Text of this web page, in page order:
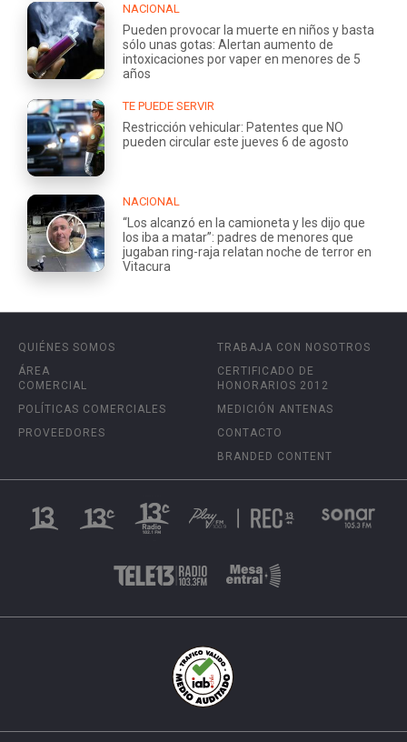
NACIONAL
Pueden provocar la muerte en niños y basta
sólo unas gotas: Alertan aumento de
intoxicaciones por vaper en menores de 5
años
TE PUEDE SERVIR
Restricción vehicular: Patentes que NO
pueden circular este jueves 6 de agosto
NACIONAL
“Los alcanzó en la camioneta y les dijo que
los iba a matar”: padres de menores que
jugaban ring-raja relatan noche de terror en
Vitacura
QUIÉNES SOMOS
ÁREA
COMERCIAL
POLÍTICAS COMERCIALES
PROVEEDORES
TRABAJA CON NOSOTROS
CERTIFICADO DE
HONORARIOS 2012
MEDICIÓN ANTENAS
CONTACTO
BRANDED CONTENT